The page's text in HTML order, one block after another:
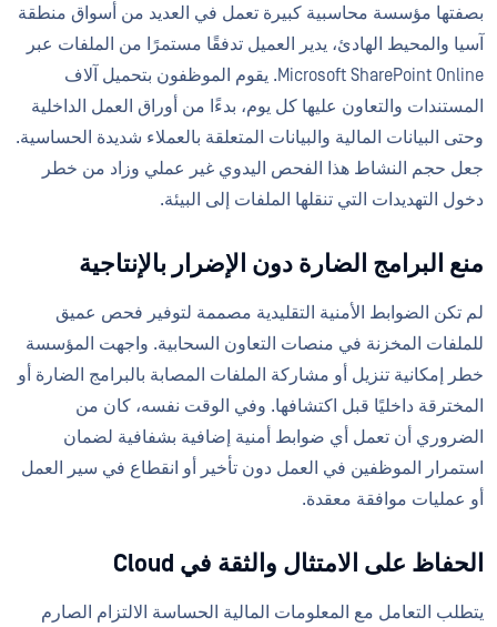
بصفتها مؤسسة محاسبية كبيرة تعمل في العديد من أسواق منطقة
آسيا والمحيط الهادئ، يدير العميل تدفقًا مستمرًا من الملفات عبر
Microsoft SharePoint Online. يقوم الموظفون بتحميل آلاف
المستندات والتعاون عليها كل يوم، بدءًا من أوراق العمل الداخلية
وحتى البيانات المالية والبيانات المتعلقة بالعملاء شديدة الحساسية.
جعل حجم النشاط هذا الفحص اليدوي غير عملي وزاد من خطر
دخول التهديدات التي تنقلها الملفات إلى البيئة.
منع البرامج الضارة دون الإضرار بالإنتاجية
لم تكن الضوابط الأمنية التقليدية مصممة لتوفير فحص عميق
للملفات المخزنة في منصات التعاون السحابية. واجهت المؤسسة
خطر إمكانية تنزيل أو مشاركة الملفات المصابة بالبرامج الضارة أو
المخترقة داخليًا قبل اكتشافها. وفي الوقت نفسه، كان من
الضروري أن تعمل أي ضوابط أمنية إضافية بشفافية لضمان
استمرار الموظفين في العمل دون تأخير أو انقطاع في سير العمل
أو عمليات موافقة معقدة.
الحفاظ على الامتثال والثقة في Cloud
يتطلب التعامل مع المعلومات المالية الحساسة الالتزام الصارم